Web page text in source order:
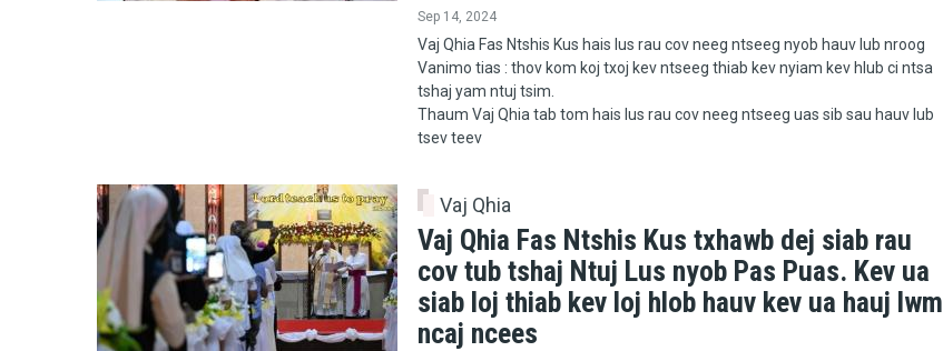
Sep 14, 2024
Vaj Qhia Fas Ntshis Kus hais lus rau cov neeg ntseeg nyob hauv lub nroog
Vanimo tias : thov kom koj txoj kev ntseeg thiab kev nyiam kev hlub ci ntsa
tshaj yam ntuj tsim.
Thaum Vaj Qhia tab tom hais lus rau cov neeg ntseeg uas sib sau hauv lub
tsev teev
Vaj Qhia
Vaj Qhia Fas Ntshis Kus txhawb dej siab rau
cov tub tshaj Ntuj Lus nyob Pas Puas. Kev ua
siab loj thiab kev loj hlob hauv kev ua hauj lwm
ncaj ncees